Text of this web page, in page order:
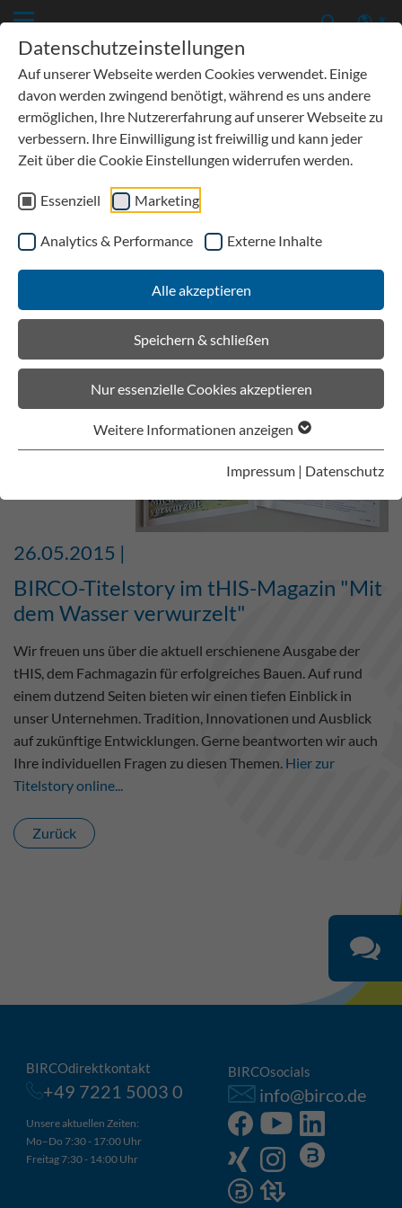
Datenschutzeinstellungen
Auf unserer Webseite werden Cookies verwendet. Einige
davon werden zwingend benötigt, während es uns andere
ermöglichen, Ihre Nutzererfahrung auf unserer Webseite zu
verbessern. Ihre Einwilligung ist freiwillig und kann jeder
Zeit über die Cookie Einstellungen widerrufen werden.
Essenziell Marketing
Analytics & Performance Externe Inhalte
Alle akzeptieren
Speichern & schließen
Nur essenzielle Cookies akzeptieren
Weitere Informationen anzeigen
Impressum | Datenschutz
Aktuell / Presse
26.05.2015 |
BIRCO-Titelstory im tHIS-Magazin "Mit
dem Wasser verwurzelt"
Wir freuen uns über die aktuell erschienene Ausgabe der
tHIS, dem Fachmagazin für erfolgreiches Bauen. Auf rund
einem dutzend Seiten bieten wir einen tiefen Einblick in
unser Unternehmen. Tradition, Innovationen und Ausblick
auf zukünftige Entwicklungen. Gerne beantworten wir auch
Ihre individuellen Fragen zu diesen Themen. Hier zur
Titelstory online...
Zurück
BIRCOdirektkontakt
+49 7221 5003 0
Unsere aktuellen Zeiten:
Mo–Do 7:30 - 17:00 Uhr
Freitag 7:30 - 14:00 Uhr
BIRCOsocials
info@birco.de